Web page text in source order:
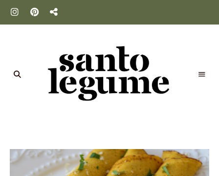
Legume